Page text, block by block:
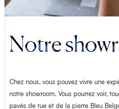
Notre
Chez nous, vous pouvez vivre une
notre showroom. Vous pourrez voir,
pavés de rue et de la pierre Bleu